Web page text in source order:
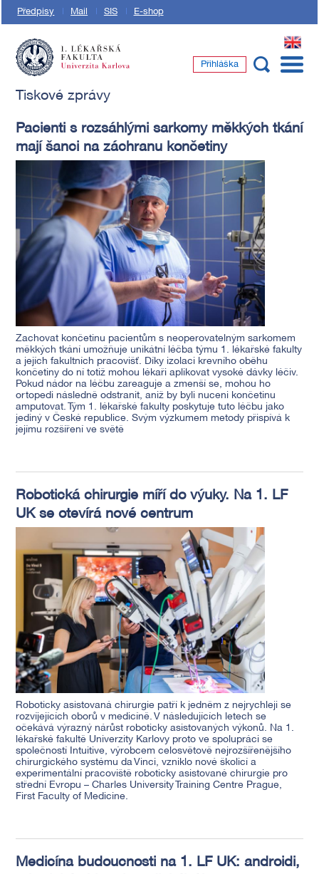
Předpisy Mail SIS E-shop
EN
Přihláška
Tiskové zprávy
Pacienti s rozsáhlými sarkomy měkkých tkání
mají šanci na záchranu končetiny
Zachovat končetinu pacientům s neoperovatelným sarkomem
měkkých tkání umožňuje unikátní léčba týmu 1. lékařské fakulty
a jejích fakultních pracovišť. Díky izolaci krevního oběhu
končetiny do ní totiž mohou lékaři aplikovat vysoké dávky léčiv.
Pokud nádor na léčbu zareaguje a zmenší se, mohou ho
ortopedi následně odstranit, aniž by byli nuceni končetinu
amputovat. Tým 1. lékařské fakulty poskytuje tuto léčbu jako
jediný v České republice. Svým výzkumem metody přispívá k
jejímu rozšíření ve světě
Robotická chirurgie míří do výuky. Na 1. LF
UK se otevírá nové centrum
Roboticky asistovaná chirurgie patří k jedněm z nejrychleji se
rozvíjejících oborů v medicíně. V následujících letech se
očekává výrazný nárůst roboticky asistovaných výkonů. Na 1.
lékařské fakultě Univerzity Karlovy proto ve spolupráci se
společností Intuitive, výrobcem celosvětově nejrozšířenějšího
chirurgického systému da Vinci, vzniklo nové školicí a
experimentální pracoviště roboticky asistované chirurgie pro
střední Evropu – Charles University Training Centre Prague,
First Faculty of Medicine.
Medicína budoucnosti na 1. LF UK: androidi,